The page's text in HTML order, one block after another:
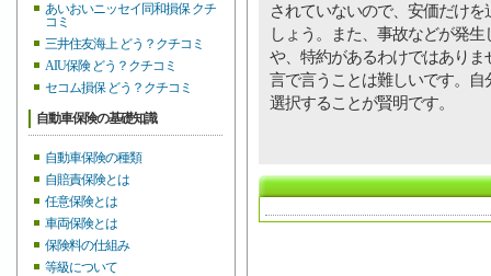
あいおいニッセイ同和損保 クチ
コミ
三井住友海上 どう？クチコミ
AIU保険 どう？クチコミ
セコム損保 どう？クチコミ
自動車保険の基礎知識
自動車保険の種類
自賠責保険とは
任意保険とは
車両保険とは
保険料の仕組み
等級について
されていないので、安価だけ
しょう。また、事故などが発
や、特約があるわけではあり
言で言うことは難しいです。
選択することが賢明です。